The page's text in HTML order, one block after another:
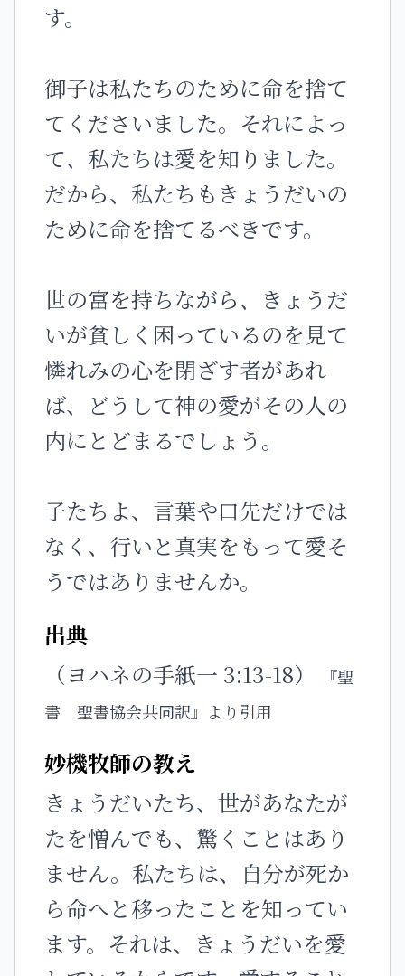
す。
御子は私たちのために命を捨て
てくださいました。それによっ
て、私たちは愛を知りました。
だから、私たちもきょうだいの
ために命を捨てるべきです。
世の富を持ちながら、きょうだ
いが貧しく困っているのを見て
憐れみの心を閉ざす者があれ
ば、どうして神の愛がその人の
内にとどまるでしょう。
子たちよ、言葉や口先だけでは
なく、行いと真実をもって愛そ
うではありませんか。
出典
（ヨハネの手紙一 3:13-18）
『聖
書 聖書協会共同訳』より引用
妙機牧師の教え
きょうだいたち、世があなたが
たを憎んでも、驚くことはあり
ません。私たちは、自分が死か
ら命へと移ったことを知ってい
ます。それは、きょうだいを愛